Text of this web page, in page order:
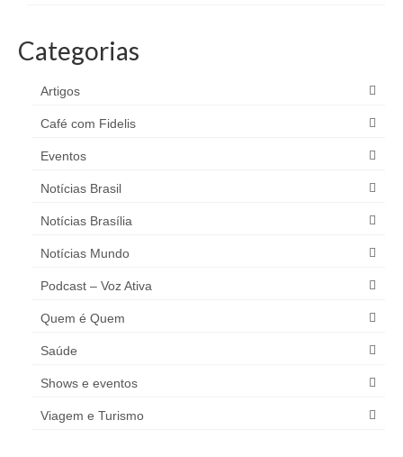
Categorias
Artigos
Café com Fidelis
Eventos
Notícias Brasil
Notícias Brasília
Notícias Mundo
Podcast – Voz Ativa
Quem é Quem
Saúde
Shows e eventos
Viagem e Turismo